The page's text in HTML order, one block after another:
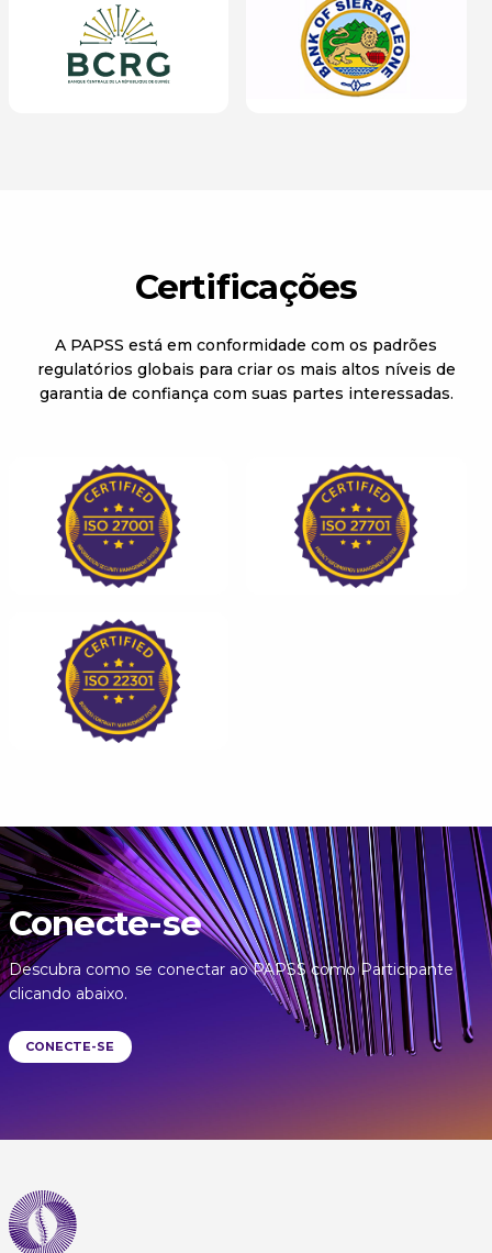
Certificações
A PAPSS está em conformidade com os padrões
regulatórios globais para criar os mais altos níveis de
garantia de confiança com suas partes interessadas.
Conecte-se
Descubra como se conectar ao PAPSS como Participante
clicando abaixo.
CONECTE-SE